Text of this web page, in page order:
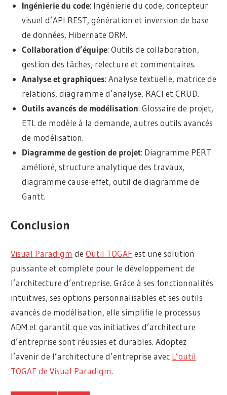
Ingénierie du code: Ingénierie du code, concepteur
visuel d’API REST, génération et inversion de base
de données, Hibernate ORM.
Collaboration d’équipe: Outils de collaboration,
gestion des tâches, relecture et commentaires.
Analyse et graphiques: Analyse textuelle, matrice de
relations, diagramme d’analyse, RACI et CRUD.
Outils avancés de modélisation: Glossaire de projet,
ETL de modèle à la demande, autres outils avancés
de modélisation.
Diagramme de gestion de projet: Diagramme PERT
amélioré, structure analytique des travaux,
diagramme cause-effet, outil de diagramme de
Gantt.
Conclusion
Visual Paradigm deOutil TOGAFest une solution
puissante et complète pour le développement de
l’architecture d’entreprise. Grâce à ses fonctionnalités
intuitives, ses options personnalisables et ses outils
avancés de modélisation, elle simplifie le processus
ADM et garantit que vos initiatives d’architecture
d’entreprise sont réussies et durables. Adoptez
l’avenir de l’architecture d’entreprise avec L’outil
TOGAF de Visual Paradigm.